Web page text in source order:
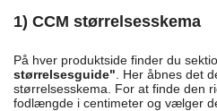
1) CCM størrelsesskema
På hver produktside finder du
størrelsesguide" . Her åbnes det
størrelsesskema. For at finde den
fodlængde i centimeter og vælger